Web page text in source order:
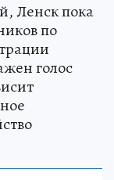
Ленск пока
по
голос